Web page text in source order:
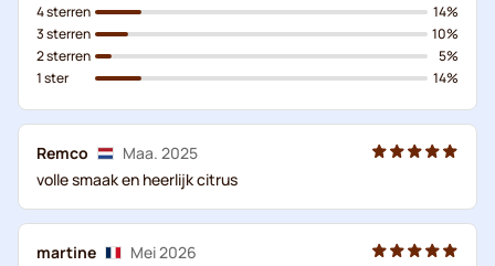
4 sterren
3 sterren
2 sterren
1 ster
14%
10%
5%
14%
Remco
Maa. 2025
volle smaak en heerlijk citrus
martine
Mei 2026